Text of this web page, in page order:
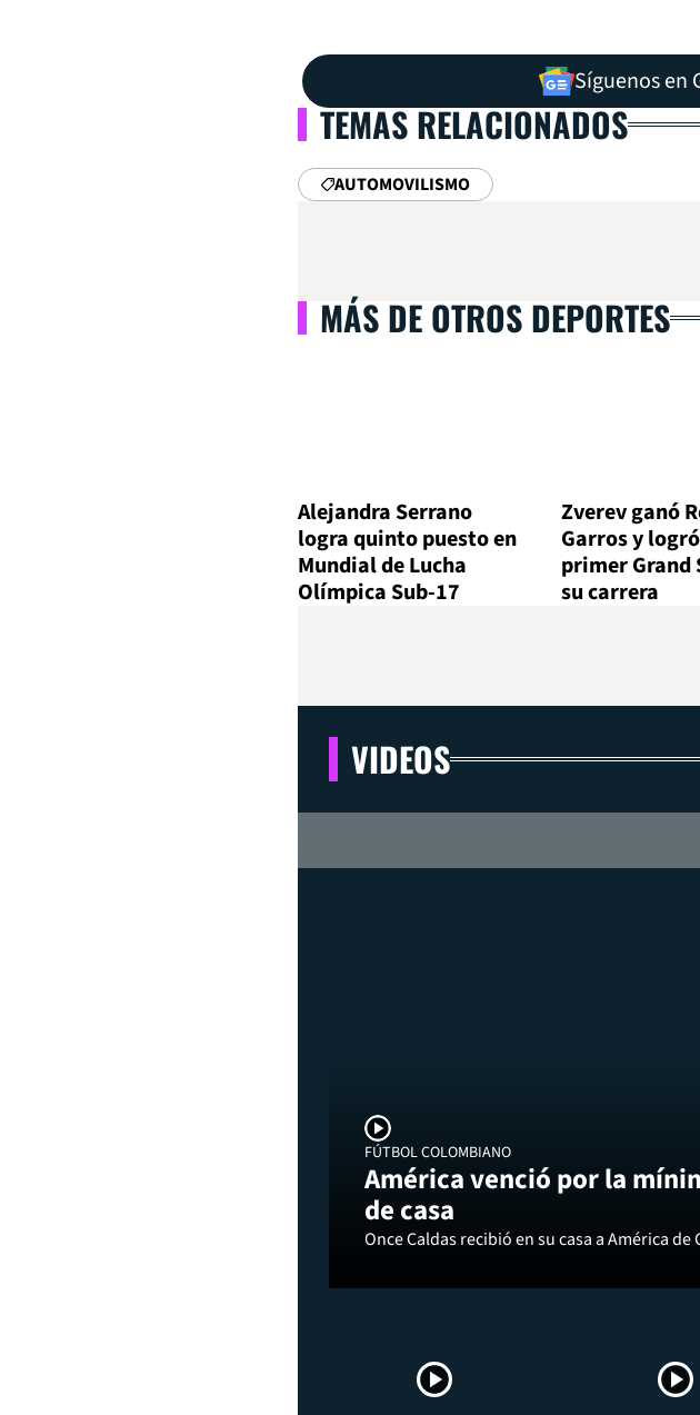
Síguenos en
TEMAS RELACIONADOS
AUTOMOVILISMO
MÁS DE OTROS DEPORTES
Alejandra Serrano
logra quinto puesto en
Mundial de Lucha
Olímpica Sub-17
Zverev ganó
Garros y
primer Grand
su carrera
VIDEOS
FÚTBOL COLOMBIANO
América venció por la
de casa
Once Caldas recibió en su casa a América de